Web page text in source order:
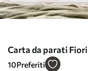
Carta da parati Fiori
uno sfondo chiaro
10Preferiti